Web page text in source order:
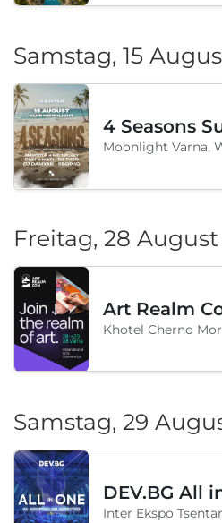
Samstag, 15
Freitag, 28
Samstag, 29